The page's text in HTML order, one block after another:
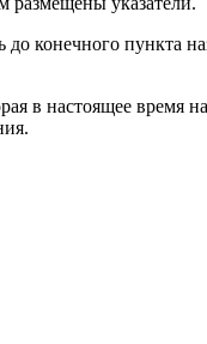
конечного пункта
в настоящее